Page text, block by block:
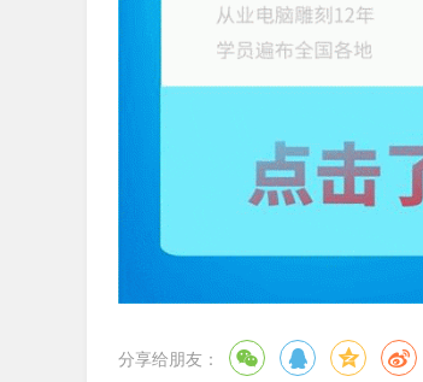
分享给朋友：